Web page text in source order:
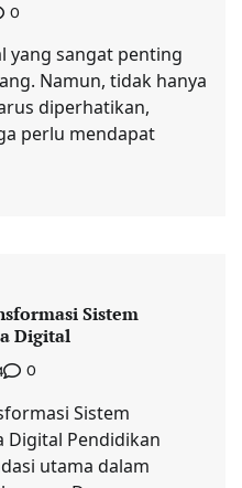
0
yang sangat penting
Namun, tidak hanya
diperhatikan,
perlu mendapat
Sistem
Digital
0
Sistem
Digital Pendidikan
utama dalam